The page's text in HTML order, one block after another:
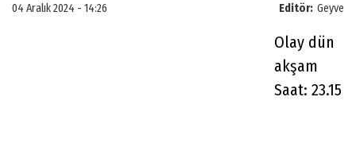
Editör: Geyve
04 Aralık 2024 - 14:26
Olay dün
akşam
Saat: 23.15